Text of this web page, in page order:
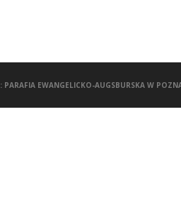
PARAFIA EWANGELICKO-AUGSBURSKA W